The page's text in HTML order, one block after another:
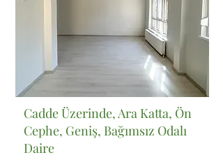
Cadde Üzerinde, Ara Katta, Ön
Cephe, Geniş, Bağımsız Odalı
Daire